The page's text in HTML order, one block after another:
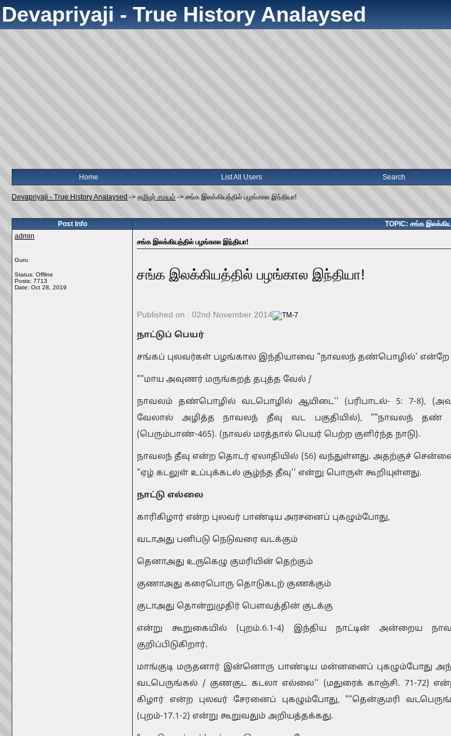
Devapriyaji - True History Analaysed
Home List All Users Search
Devapriyaji - True History Analaysed -> தமிழர் சமயம் -> சங்க இலக்கியத்தில் பழங்கால இந்தியா!
Post Info
TOPIC: சங்க
admin
Guru
Status: Offline
Posts: 7713
Date: Oct 28, 2019
சங்க இலக்கியத்தில் பழங்கால இந்தியா!
சங்க இலக்கியத்தில் பழங்கால இந்தியா!
Published on : 02nd November 2014
நாட்டுப் பெயர்
சங்கப் புலவர்கள் பழங்கால இந்தியாவை "நாவலந் தண்பொழில்' என்றே
""மாய அவுணர் மருங்கறத் தபுத்த வேல் /
நாவலம் தண்பொழில் வடபொழில் ஆயிடை'' (பரிபாடல்- 5: 7-8),
வேலால் அழித்த நாவலந் தீவு வட பகுதியில்), ""நாவலந்
(பெரும்பாண்-465). (நாவல் மரத்தால் பெயர் பெற்ற குளிர்ந்த நாடு).
நாவலந் தீவு என்ற தொடர் ஏலாதியில் (56) வந்துள்ளது. அதற்குச்
"ஏழ் கடலுள் உப்புக்கடல் சூழ்ந்த தீவு'' என்று பொருள் கூறியுள்ளது.
நாட்டு எல்லை
காரிகிழார் என்ற புலவர் பாண்டிய அரசனைப் புகழும்போது,
வடாஅது பனிபடு நெடுவரை வடக்கும்
தெனாஅது உருகெழு குமரியின் தெற்கும்
குணாஅது கரைபொரு தொடுகடற் குணக்கும்
குடாஅது தொன்றுமுதிர் பெளவத்தின் குடக்கு
என்று கூறுகையில் (புறம்.6.1-4) இந்திய நாட்டின் அன்றைய
குறிப்பிடுகிறார்.
மாங்குடி மருதனார் இன்னொரு பாண்டிய மன்னனைப் புகழும்போது
வடபெருங்கல் / குணகுட கடலா எல்லை'' (மதுரைக் காஞ்சி. 71-72)
கிழார் என்ற புலவர் சேரனைப் புகழும்போது, ""தென்குமரி
(புறம்-17.1-2) என்று கூறுவதும் அறியத்தக்கது.